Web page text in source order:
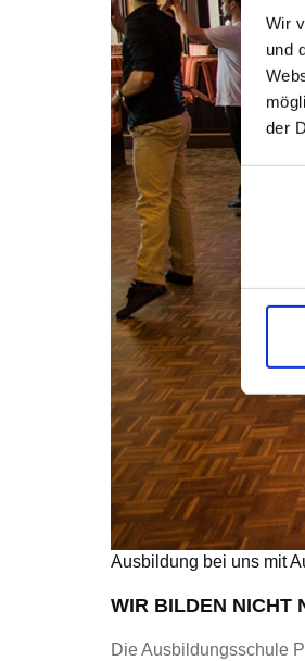
Wir
und
der
Ausbildung bei uns mit
WIR BILDEN NICHT
Die Ausbildungsschule